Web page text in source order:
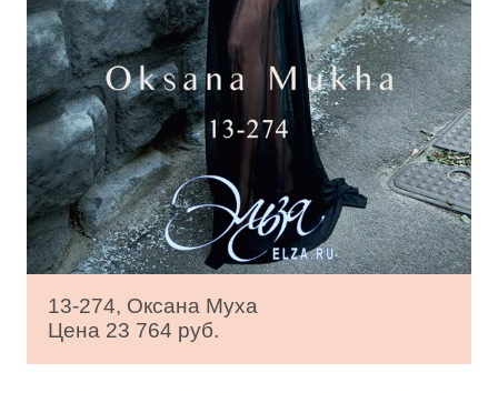
13-274, Оксана Муха
Цена 23 764 руб.